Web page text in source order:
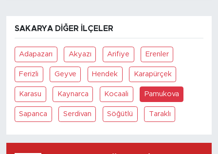
SAKARYA DIĞER İLÇELER
Adapazarı Akyazı Arifiye Erenler
Ferizli Geyve Hendek Karapürçek
Karasu Kaynarca Kocaali Pamukova
Sapanca Serdivan Söğütlü Taraklı